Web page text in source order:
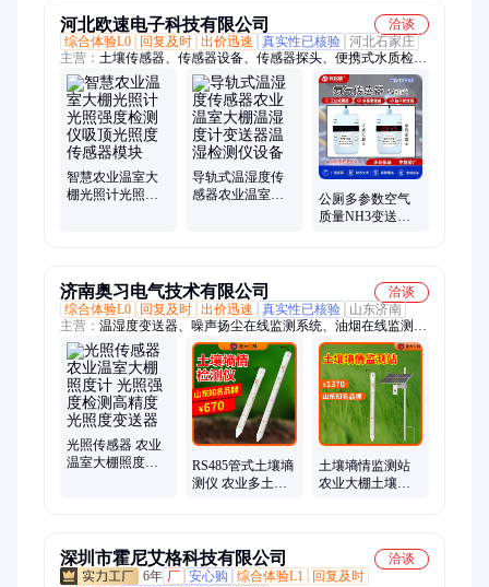
河北欧速电子科技有限公司
洽谈
综合体验L0
回复及时 出价迅速 真实性已核验 河北石家庄
主营： 土壤传感器、传感器设备、传感器探头、便携式水质检测
仪、大棚土壤温湿度检测仪、水质浊度在线检测仪、气体传感
器、水质传感器、环境气象监测设备、扬尘噪声传感器、物联网
无线模块防水盒、噪声传感器、一体式风速风向仪、风速传感
器、气象监测工业风向标、三杯式风速风向仪、在线PH控制
器、水质PH值在线监测仪、翻斗式雨量监测站、光照度传感
器、PH传感器脱硫电极、无线管道温湿度传感器、土壤墒情监
测系统、水质ORP传感器、水质PH测试仪
智慧农业温室大
棚光照计光照强
导轨式温湿度传
感器农业温室大
公厕多参数空气
质量NH3变送传
济南奥习电气技术有限公司
洽谈
综合体验L0
回复及时 出价迅速 真实性已核验
山东济南
主营： 温湿度变送器、噪声扬尘在线监测系统、油烟在线监测
仪、智慧农业、气象站、水质监测
光照传感器 农业
温室大棚照度计
RS485管式土壤墒
测仪 农业多土层
土壤墒情监测站
农业大棚土壤环
深圳市霍尼艾格科技有限公司
洽谈
6年 厂 安心购 综合体验L1
回复及时